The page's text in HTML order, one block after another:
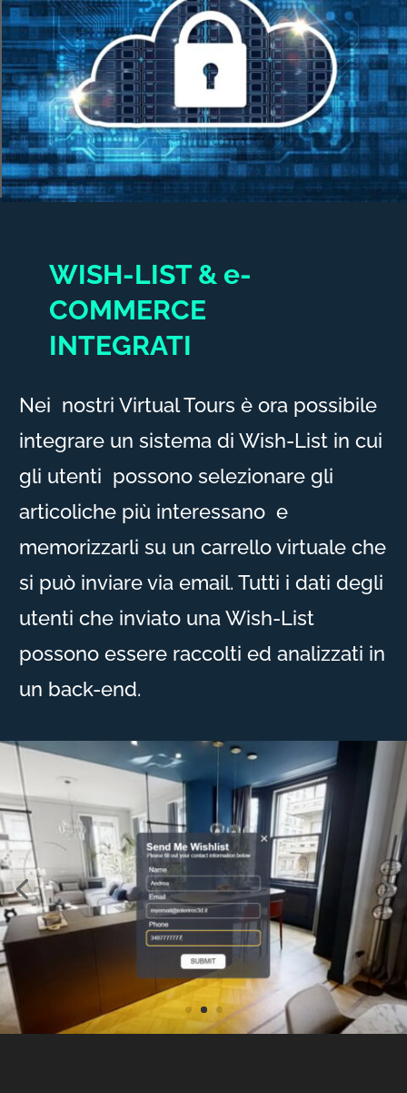
WISH-LIST & e-
COMMERCE
INTEGRATI
Nei nostri Virtual Tours è ora possibile
integrare un sistema di Wish-List in cui
gli utenti possono selezionare gli
articoliche più interessano e
memorizzarli su un carrello virtuale che
si può inviare via email. Tutti i dati degli
utenti che inviato una Wish-List
possono essere raccolti ed analizzati in
un back-end.